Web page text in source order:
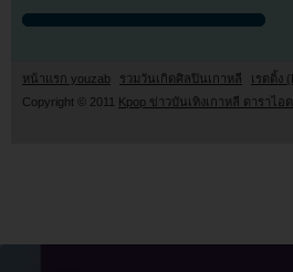
หน้าแรก youzab รวมวันเกิดศิลปินเกาหลี เรตติ้ง
Copyright © 2011
Kpop ข่าวบันเทิงเกาหลี ดาราไ